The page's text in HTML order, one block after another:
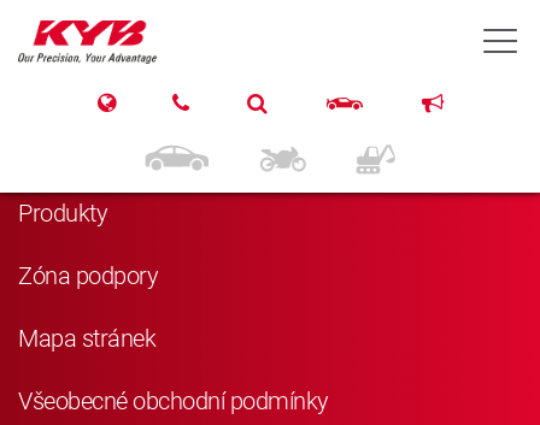
Navigace
Produkty
Zóna podpory
Mapa stránek
Všeobecné obchodní podmínky